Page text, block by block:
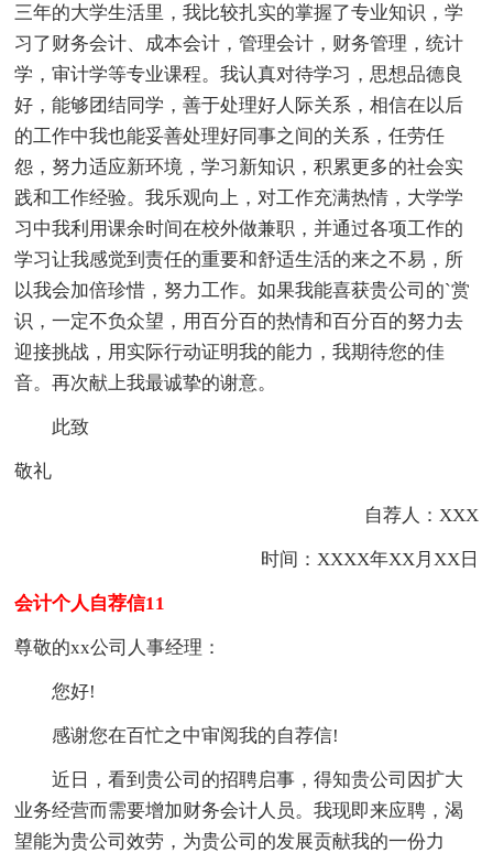
三年的大学生活里，我比较扎实的掌握了专业知识，学
习了财务会计、成本会计，管理会计，财务管理，统计
学，审计学等专业课程。我认真对待学习，思想品德良
好，能够团结同学，善于处理好人际关系，相信在以后
的工作中我也能妥善处理好同事之间的关系，任劳任
怨，努力适应新环境，学习新知识，积累更多的社会实
践和工作经验。我乐观向上，对工作充满热情，大学学
习中我利用课余时间在校外做兼职，并通过各项工作的
学习让我感觉到责任的重要和舒适生活的来之不易，所
以我会加倍珍惜，努力工作。如果我能喜获贵公司的`赏
识，一定不负众望，用百分百的热情和百分百的努力去
迎接挑战，用实际行动证明我的能力，我期待您的佳
音。再次献上我最诚挚的谢意。
此致
敬礼
自荐人：XXX
时间：XXXX年XX月XX日
会计个人自荐信11
尊敬的xx公司人事经理：
您好!
感谢您在百忙之中审阅我的自荐信!
近日，看到贵公司的招聘启事，得知贵公司因扩大
业务经营而需要增加财务会计人员。我现即来应聘，渴
望能为贵公司效劳，为贵公司的发展贡献我的一份力